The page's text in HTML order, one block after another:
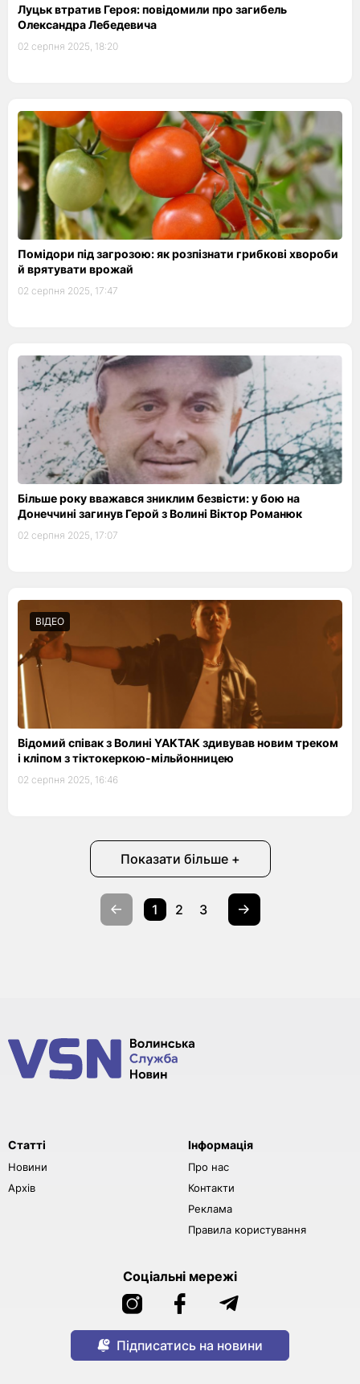
Луцьк втратив Героя: повідомили про загибель
Олександра Лебедевича
02 серпня 2025, 18:20
Помідори під загрозою: як розпізнати грибкові хвороби
й врятувати врожай
02 серпня 2025, 17:47
Більше року вважався зниклим безвісти: у бою на
Донеччині загинув Герой з Волині Віктор Романюк
02 серпня 2025, 17:07
ВІДЕО
Відомий співак з Волині YAKTAK здивував новим треком
і кліпом з тіктокеркою-мільйонницею
02 серпня 2025, 16:46
Показати більше +
1 2 3
Статті
Новини
Архів
Інформація
Про нас
Контакти
Реклама
Правила користування
Соціальні мережі
Підписатись на новини